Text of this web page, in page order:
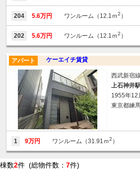
204 5.6万円 ワンルーム（12.1ｍ2 ）
202 5.6万円 ワンルーム（12.1ｍ2 ）
ケーエイチ賃貸
アパート
西武新宿線
上石神井
1955年12
東京都練
1 9万円 ワンルーム（31.91ｍ2 ）
棟数2件 (総物件数： 7件)